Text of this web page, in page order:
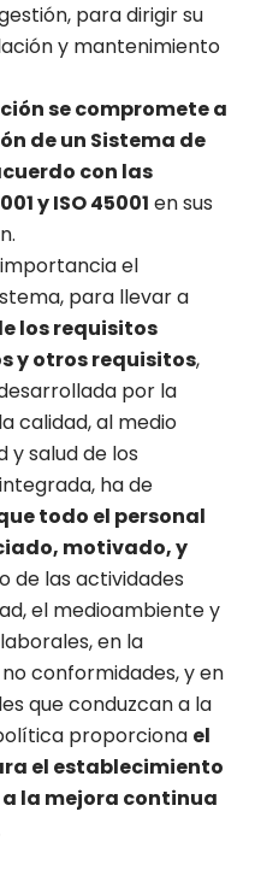
para dirigir su
y mantenimiento
se compromete a
de un Sistema de
con las
y ISO 45001 en sus
el
para llevar a
los requisitos
y otros requisitos,
por la
calidad, al medio
y salud de los
ha de
todo el personal
motivado, y
de las actividades
el medioambiente y
en la
conformidades, y en
que conduzcan a la
proporciona el
el establecimiento
la mejora continua